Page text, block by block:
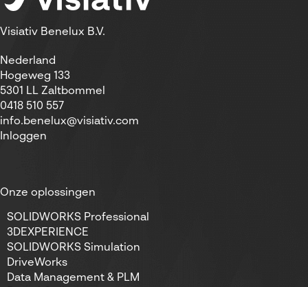
Visiativ Benelux B.V.
Nederland
Hogeweg 133
5301 LL Zaltbommel
0418 510 557
info.benelux@visiativ.com
Inloggen
Onze oplossingen
SOLIDWORKS Professional
3DEXPERIENCE
SOLIDWORKS Simulation
DriveWorks
Data Management & PLM